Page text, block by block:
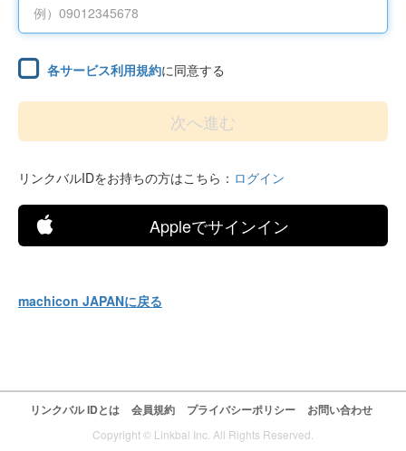
各サービス利用規約に同意する
リンクバルIDをお持ちの方はこちら： ログイン
Appleでサインイン
machicon JAPANに戻る
リンクバル IDとは 会員規約 プライバシーポリシー お問い合わせ
Copyright © Linkbal Inc. All Rights Reserved.